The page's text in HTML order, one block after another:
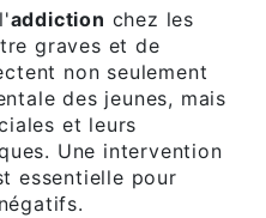
addiction chez les
graves et de
non seulement
des jeunes, mais
et leurs
Une intervention
essentielle pour